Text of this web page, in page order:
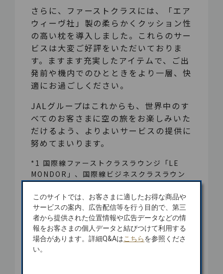
さらに、ファーストクラスには、「エア
ウィーヴ社」製の柔らかくクッション性
の高い枕を導入しました。これらのサー
ビスは大変ご好評をいただいておりま
す。ますます充実したアイテムで、ご出
発前や機内でのひとときをより一層、快
適にお過ごしください。
JALグループはこれからも、世界中のす
べてのお客さまに空の旅をお楽しみいた
だけるよう、よりよいサービスの提供に
努めてまいります。
*1 国際線ファーストクラスラウンジ「LE
MONDOR」、国際線ビジネスクラスラウン
ジ「uminela」。
*2 ファーストクラス「clé de peau
BEAUTÉ」、ビジネスクラス「LE
MONDOR」。
※ ブランドと商品は2018年9月時点のもの
であり、今後変更になる場合もございます。
このサイトでは、お客さまに適したお得な商品や
サービスの案内、広告配信等を行う目的で、第三
者から提供された位置情報や広告データなどの情
報をお客さまの個人データと結びつけて利用する
場合があります。詳細Q&Aはこちらを参照くださ
い。